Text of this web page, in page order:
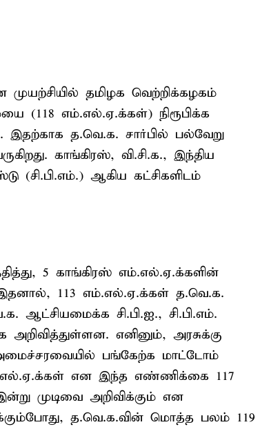
தமிழக வெற்றிக்கழகம்
(118 எம்.எல்.ஏ.க்கள்) நிரூபிக்க
இதற்காக த.வெ.க. சார்பில் பல்வேறு
காங்கிரஸ், வி.சி.க., இந்திய
(சி.பி.எம்.) ஆகிய கட்சிகளிடம்
5 காங்கிரஸ் எம்.எல்.ஏ.க்களின்
113 எம்.எல்.ஏ.க்கள் த.வெ.க.
சி.பி.ஐ., சி.பி.எம்.
எனினும், அரசுக்கு
பங்கேற்க மாட்டோம்
என இந்த எண்ணிக்கை 117
முடிவை அறிவிக்கும் என
த.வெ.க.வின் மொத்த பலம் 119